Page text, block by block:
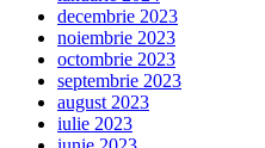
decembrie 2023
noiembrie 2023
octombrie 2023
septembrie 2023
august 2023
iulie 2023